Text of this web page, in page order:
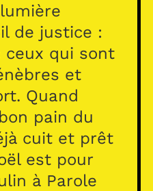
de justice :
qui sont
et
Quand
pain du
cuit et prêt
est pour
à Parole